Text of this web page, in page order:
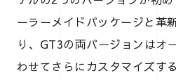
ーラーメイドパッケージと革
り、GT3の両バージョンはオ
わせてさらにカスタマイズす